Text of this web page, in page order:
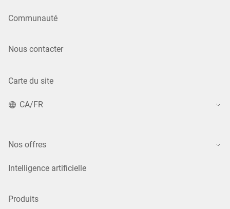
Communauté
Nous contacter
Carte du site
CA/FR
Nos offres
Intelligence artificielle
Produits